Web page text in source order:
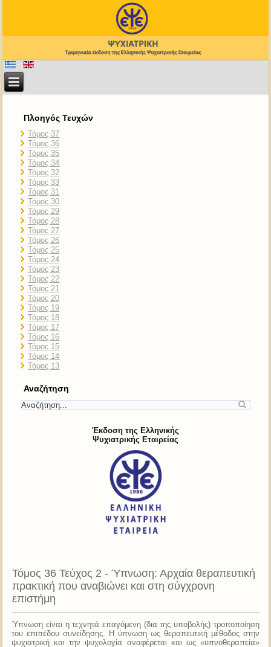
Πλοηγός Τευχών
Τόμος 37
Τόμος 36
Τόμος 35
Τόμος 34
Τόμος 32
Τόμος 33
Τόμος 31
Τόμος 30
Τόμος 29
Τόμος 28
Τόμος 27
Τόμος 26
Τόμος 25
Τόμος 24
Τόμος 23
Τόμος 22
Τόμος 21
Τόμος 20
Τόμος 19
Τόμος 18
Τόμος 17
Τόμος 16
Τόμος 15
Τόμος 14
Τόμος 13
Αναζήτηση
Έκδοση της Ελληνικής
Ψυχιατρικής Εταιρείας
Τόμος 36 Τεύχος 2 - Ύπνωση: Αρχαία θεραπευτική
πρακτική που αναβιώνει και στη σύγχρονη
επιστήμη
Ύπνωση είναι η τεχνητά επαγόμενη (δια της υποβολής) τροποποίηση
του επιπέδου συνείδησης. Η ύπνωση ως θεραπευτική μέθοδος στην
ψυχιατρική και την ψυχολογία αναφέρεται και ως «υπνοθεραπεία»